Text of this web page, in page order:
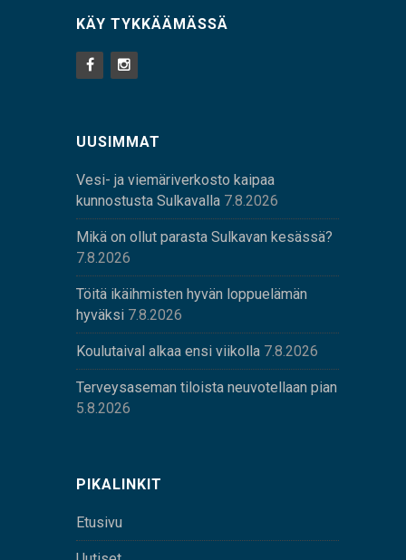
KÄY TYKKÄÄMÄSSÄ
UUSIMMAT
Vesi- ja viemäriverkosto kaipaa
kunnostusta Sulkavalla 7.8.2026
Mikä on ollut parasta Sulkavan kesässä?
7.8.2026
Töitä ikäihmisten hyvän loppuelämän
hyväksi 7.8.2026
Koulutaival alkaa ensi viikolla 7.8.2026
Terveysaseman tiloista neuvotellaan pian
5.8.2026
PIKALINKIT
Etusivu